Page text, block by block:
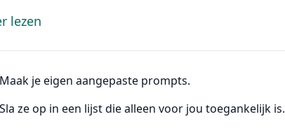
lezen
Maak je eigen aangepaste prompts.
Sla ze op in een lijst die alleen voor jou toegankelijk is.